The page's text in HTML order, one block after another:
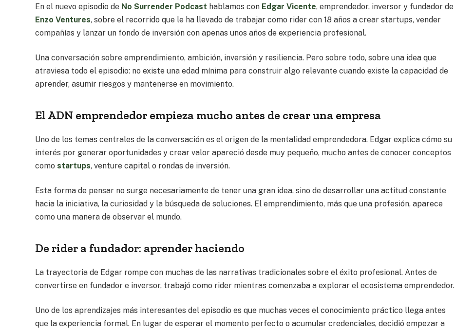
En el nuevo episodio de No Surrender Podcast hablamos con Edgar Vicente, emprendedor, inversor y fundador de
Enzo Ventures, sobre el recorrido que le ha llevado de trabajar como rider con 18 años a crear startups, vender
compañías y lanzar un fondo de inversión con apenas unos años de experiencia profesional.
Una conversación sobre emprendimiento, ambición, inversión y resiliencia. Pero sobre todo, sobre una idea que
atraviesa todo el episodio: no existe una edad mínima para construir algo relevante cuando existe la capacidad de
aprender, asumir riesgos y mantenerse en movimiento.
El ADN emprendedor empieza mucho antes de crear una empresa
Uno de los temas centrales de la conversación es el origen de la mentalidad emprendedora. Edgar explica cómo su
interés por generar oportunidades y crear valor apareció desde muy pequeño, mucho antes de conocer conceptos
comostartups, venture capital o rondas de inversión.
Esta forma de pensar no surge necesariamente de tener una gran idea, sino de desarrollar una actitud constante
hacia la iniciativa, la curiosidad y la búsqueda de soluciones. El emprendimiento, más que una profesión, aparece
como una manera de observar el mundo.
De rider a fundador: aprender haciendo
La trayectoria de Edgar rompe con muchas de las narrativas tradicionales sobre el éxito profesional. Antes de
convertirse en fundador e inversor, trabajó como rider mientras comenzaba a explorar el ecosistema emprendedor.
Uno de los aprendizajes más interesantes del episodio es que muchas veces el conocimiento práctico llega antes
que la experiencia formal. En lugar de esperar el momento perfecto o acumular credenciales, decidió empezar a